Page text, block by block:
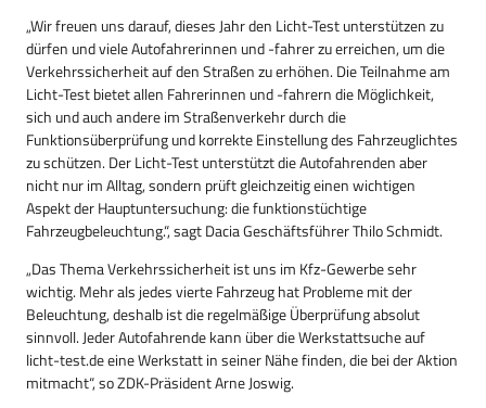
„Wir freuen uns darauf, dieses Jahr den Licht-Test unterstützen zu
dürfen und viele Autofahrerinnen und -fahrer zu erreichen, um die
Verkehrssicherheit auf den Straßen zu erhöhen. Die Teilnahme am
Licht-Test bietet allen Fahrerinnen und -fahrern die Möglichkeit,
sich und auch andere im Straßenverkehr durch die
Funktionsüberprüfung und korrekte Einstellung des Fahrzeuglichtes
zu schützen. Der Licht-Test unterstützt die Autofahrenden aber
nicht nur im Alltag, sondern prüft gleichzeitig einen wichtigen
Aspekt der Hauptuntersuchung: die funktionstüchtige
Fahrzeugbeleuchtung.“, sagt Dacia Geschäftsführer Thilo Schmidt.
„Das Thema Verkehrssicherheit ist uns im Kfz-Gewerbe sehr
wichtig. Mehr als jedes vierte Fahrzeug hat Probleme mit der
Beleuchtung, deshalb ist die regelmäßige Überprüfung absolut
sinnvoll. Jeder Autofahrende kann über die Werkstattsuche auf
licht-test.de eine Werkstatt in seiner Nähe finden, die bei der Aktion
mitmacht“, so ZDK-Präsident Arne Joswig.